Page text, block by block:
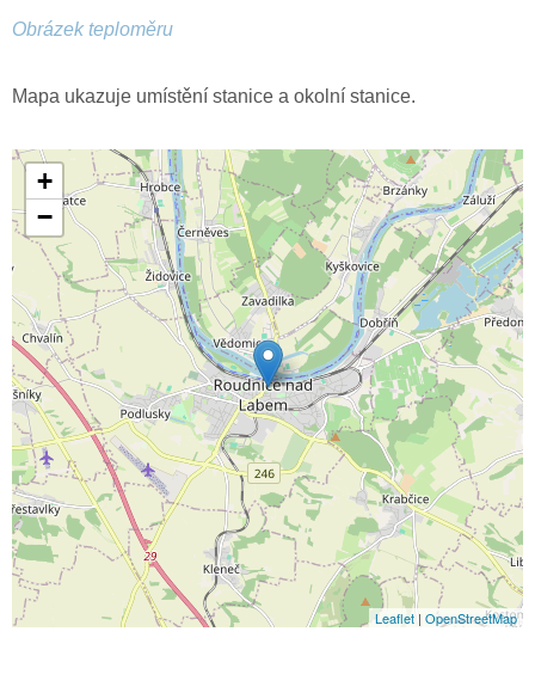
Obrázek teploměru
Mapa ukazuje umístění stanice a okolní stanice.
+
−
Leaflet | OpenStreetMap